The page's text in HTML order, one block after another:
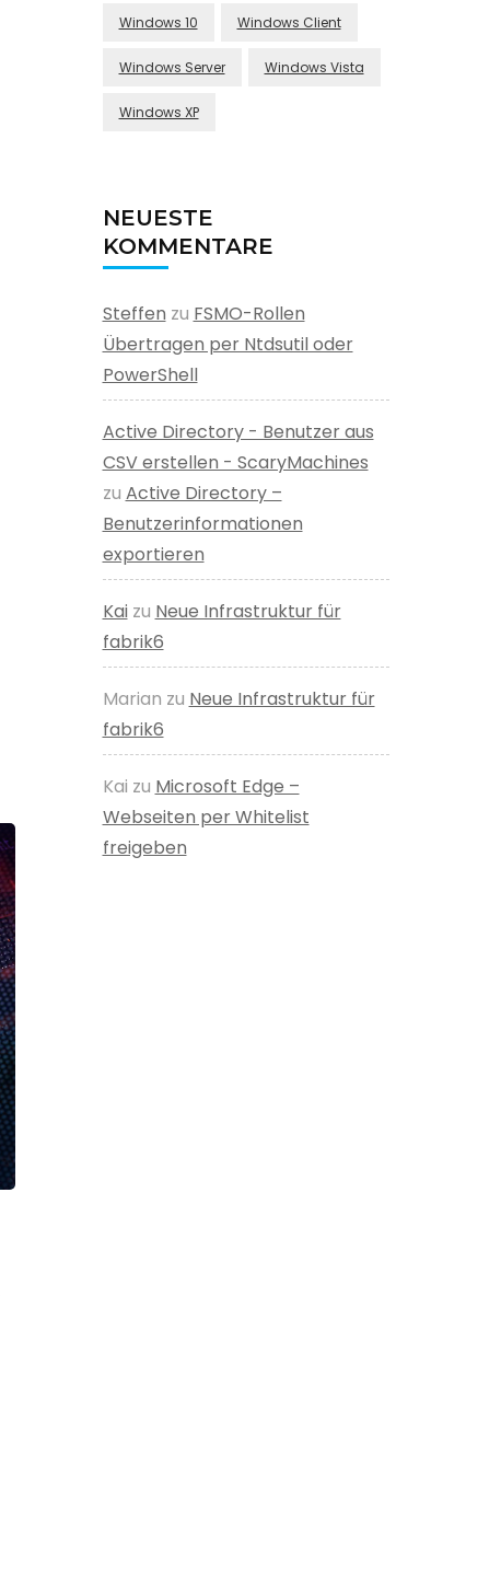
Windows 10 Windows Client
Windows Server Windows Vista
Windows XP
NEUESTE
KOMMENTARE
Steffen zu FSMO-Rollen
Übertragen per Ntdsutil oder
PowerShell
Active Directory - Benutzer aus
CSV erstellen - ScaryMachines
zu Active Directory –
Benutzerinformationen
exportieren
Kaizu Neue Infrastruktur für
fabrik6
Marian zu Neue Infrastruktur für
fabrik6
Kai zu Microsoft Edge –
Webseiten per Whitelist
freigeben